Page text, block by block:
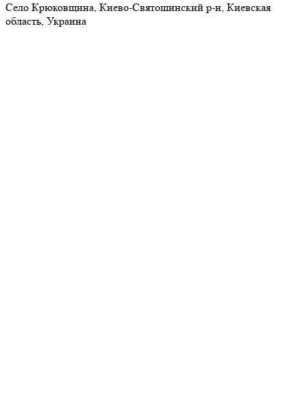
Село Крюковщина, Киево-Святошинский р-н, Киевская
область, Украина